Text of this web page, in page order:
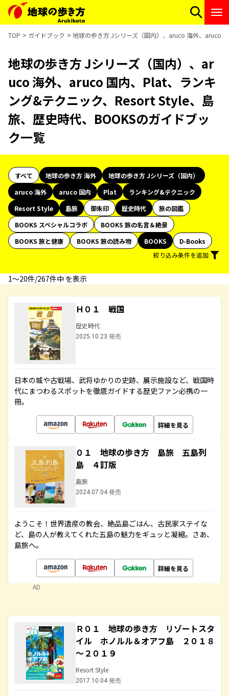
TOP ガイドブック 地球の歩き方 Jシリーズ（国内）、aruco 海外、aruco
地球の歩き方 Jシリーズ（国内）、ar
uco 海外、aruco 国内、Plat、ランキ
ング&テクニック、Resort Style、島
旅、歴史時代、BOOKSのガイドブッ
ク一覧
すべて 地球の歩き方 海外
地球の歩き方 Jシリーズ（国内）
aruco 海外
aruco 国内 Plat
ランキング&テクニック
Resort Style
島旅 御朱印 歴史時代
旅の図鑑
BOOKS スペシャルコラボ
BOOKS 旅の名言＆絶景
BOOKS 旅と健康
BOOKS 旅の読み物 BOOKS
D-Books
絞り込み条件を追加
1〜20件/267件中 を表示
Ｈ０１ 戦国
歴史時代
2025.10.23 発売
日本の城や古戦場、武将ゆかりの史跡、展示施設など、戦国時
代にまつわるスポットを徹底ガイドする歴史ファン必携の一
冊。
詳細を見る
０１ 地球の歩き方 島旅 五島列
島 ４訂版
島旅
2024.07.04 発売
ようこそ！世界遺産の教会、絶品島ごはん、古民家ステイな
ど、島の人が教えてくれた五島の魅力をギュッと凝縮。さあ、
島旅へ。
詳細を見る
AD
Ｒ０１ 地球の歩き方 リゾートスタ
イル ホノルル＆オアフ島 ２０１８
～２０１９
Resort Style
2017.10.04 発売